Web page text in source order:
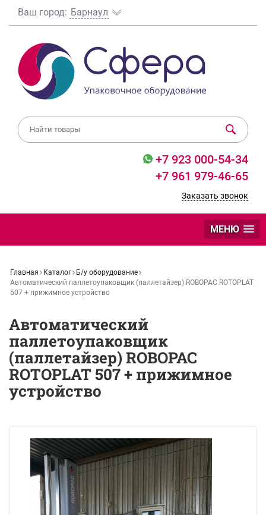
Ваш город: Барнаул
+7 923 000-54-34
+7 961 979-46-65
Заказать звонок
МЕНЮ
Главная Каталог
Б/у оборудование
Автоматический паллетоупаковщик (паллетайзер) ROBOPAC ROTOPLAT
507 + прижимное устройство
Автоматический
паллетоупаковщик
(паллетайзер) ROBOPAC
ROTOPLAT 507 + прижимное
устройство